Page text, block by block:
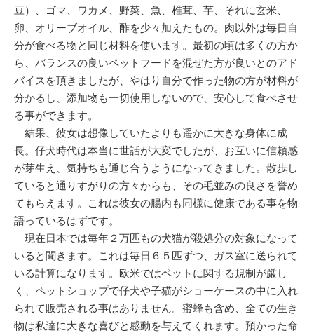
豆）、ゴマ、ワカメ、野菜、魚、椎茸、芋、それに玄米、
卵、オリーブオイル、酢を少々加えたもの。肉以外は毎日自
分が食べる物と同じ材料を使います。最初の頃は多くの方か
ら、バランスの良いペットフードを混ぜた方が良いとのアド
バイスを頂きましたが、やはり自分で作った物の方が材料が
分かるし、添加物も一切使用しないので、安心して食べさせ
る事ができます。
結果、彼女は想像していたよりも遥かに大きな身体に成
長。仔犬時代は本当に世話が大変でしたが、お互いに信頼感
が芽生え、気持ちも通じ合うようになってきました。散歩し
ていると通りすがりの方々からも、その毛並みの良さを誉め
てもらえます。これは彼女の腸内も同様に健康である事を物
語っているはずです。
現在日本では毎年２万匹もの犬猫が殺処分の対象になって
いると聞きます。これは毎日６５匹ずつ、ガス室に送られて
いる計算になります。欧米ではペットに関する規制が厳し
く、ペットショップで仔犬や子猫がショーケースの中に入れ
られて販売される事はありません。蜜蜂も含め、全ての生き
物は私達に大きな喜びと感動を与えてくれます。預かった命